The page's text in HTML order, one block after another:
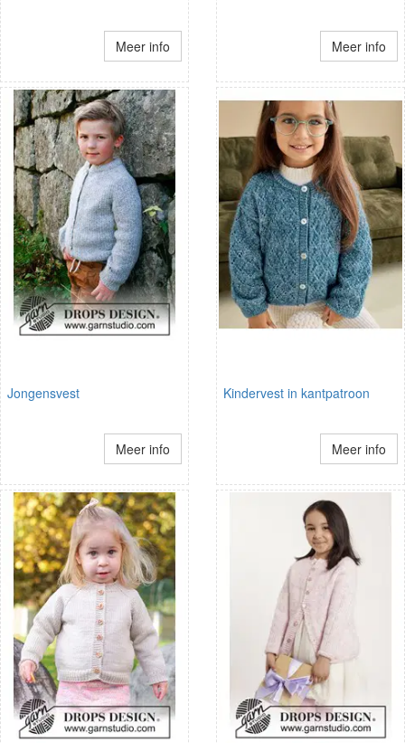
Meer info Meer info
Jongensvest
Meer info
Kindervest in kantpatroon
Meer info